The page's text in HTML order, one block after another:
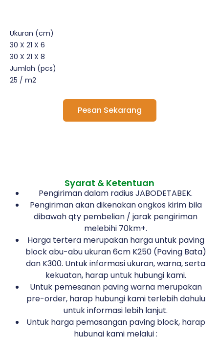
Ukuran (cm)
30 X 21 X 6
30 X 21 X 8
Jumlah (pcs)
25 / m2
Pesan Sekarang
Syarat & Ketentuan
Pengiriman dalam radius JABODETABEK.
Pengiriman akan dikenakan ongkos kirim bila
dibawah qty pembelian / jarak pengiriman
melebihi 70km+.
Harga tertera merupakan harga untuk paving
block abu-abu ukuran 6cm K250 (Paving Bata)
dan K300. Untuk informasi ukuran, warna, serta
kekuatan, harap untuk hubungi kami.
Untuk pemesanan paving warna merupakan
pre-order, harap hubungi kami terlebih dahulu
untuk informasi lebih lanjut.
Untuk harga pemasangan paving block, harap
hubungi kami melalui :